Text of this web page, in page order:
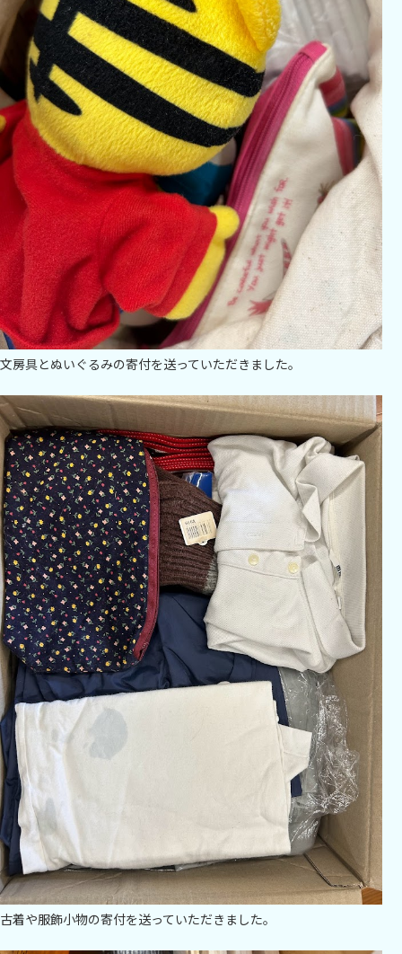
文房具とぬいぐるみの寄付を送っていただきました。
古着や服飾小物の寄付を送っていただきました。